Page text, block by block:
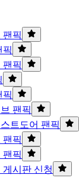
팬픽
픽
팬픽
픽
팬픽
트도어 팬픽
팬픽
팬픽
게시판 신청